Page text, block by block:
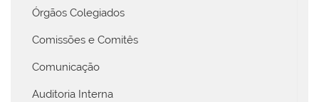
Órgãos Colegiados
Comissões e Comitês
Comunicação
Auditoria Interna